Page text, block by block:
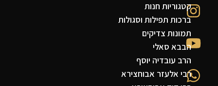
קטגוריות חנות
ברכות תפילות וסגולות
תמונות צדיקים
הבבא סאלי
הרב עובדיה יוסף
רבי אלעזר אבוחצירא